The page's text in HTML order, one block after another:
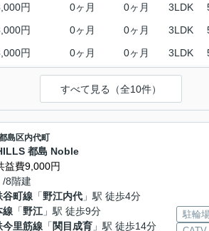
円 0ヶ月 0ヶ月 3LDK
円 0ヶ月 0ヶ月 3LDK
円 0ヶ月 0ヶ月 3LDK
すべて見る（全10件）
島区内代町
都島 Noble
益費9,000円
/8階建
谷町線 「野江内代 」駅 徒歩4分
線 「野江 」駅 徒歩9分
今里筋線 「 関目成育 」駅 徒歩14分
駐輪